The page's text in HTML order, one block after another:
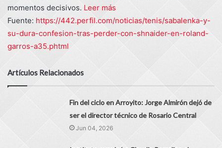
momentos decisivos. Leer más
Fuente: https://442.perfil.com/noticias/tenis/sabalenka-y-
su-dura-confesion-tras-perder-con-shnaider-en-roland-
garros-a35.phtml
Artículos Relacionados
Fin del ciclo en Arroyito: Jorge Almirón dejó de
ser el director técnico de Rosario Central
Jun 04, 2026